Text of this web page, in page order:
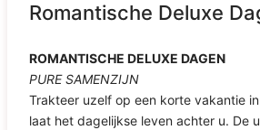
Romantische Deluxe
ROMANTISCHE DELUXE DAGEN
PURE SAMENZIJN
Trakteer uzelf op een korte vakantie
laat het dagelijkse leven achter u. De